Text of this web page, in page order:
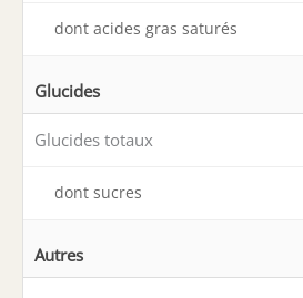
dont acides gras saturés
Glucides
Glucides totaux
dont sucres
Autres